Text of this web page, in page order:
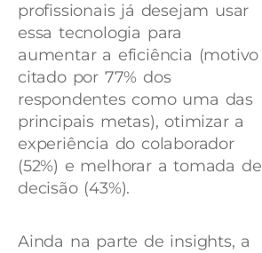
profissionais já desejam usar
essa tecnologia para
aumentar a eficiência (motivo
citado por 77% dos
respondentes como uma das
principais metas), otimizar a
experiência do colaborador
(52%) e melhorar a tomada de
decisão (43%).
Ainda na parte de insights, a